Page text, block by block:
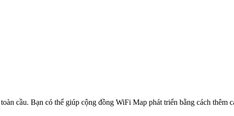
cầu. Bạn có thể giúp cộng đồng WiFi Map phát triển bằng cách thêm